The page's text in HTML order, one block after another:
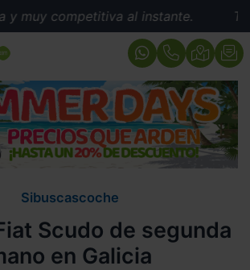
muy competitiva al instante.
Sibuscascoche
Scudo de segunda
en Galicia